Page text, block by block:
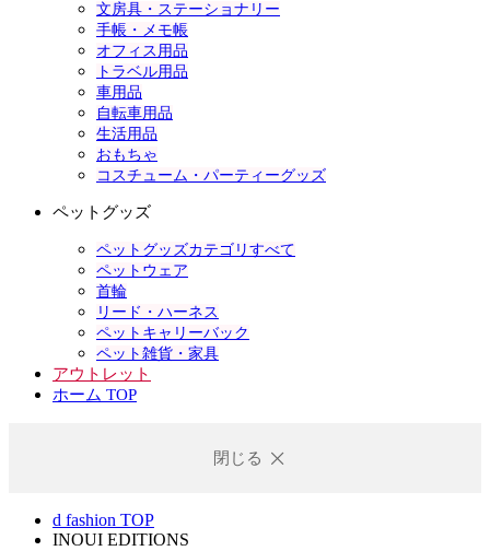
文房具・ステーショナリー
手帳・メモ帳
オフィス用品
トラベル用品
車用品
自転車用品
生活用品
おもちゃ
コスチューム・パーティーグッズ
ペットグッズ
ペットグッズカテゴリすべて
ペットウェア
首輪
リード・ハーネス
ペットキャリーバック
ペット雑貨・家具
アウトレット
ホーム TOP
閉じる
d fashion TOP
INOUI EDITIONS